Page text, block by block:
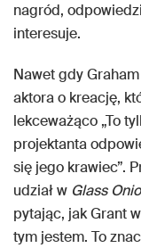
nagród,
interesuje.
Nawet gdy
aktora o kreację,
lekceważąco „To
projektanta
się jego krawiec”.
udział w Glass
pytając, jak Grant
tym jestem. To